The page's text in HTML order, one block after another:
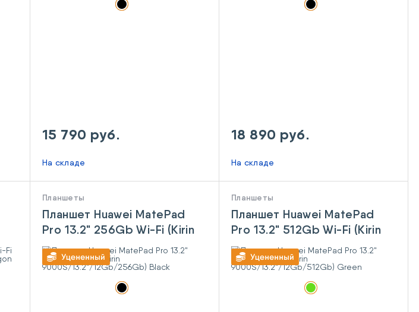
15 790 руб.
На складе
18 890 руб.
На складе
Планшеты
Планшет Huawei MatePad
Pro 13.2" 256Gb Wi-Fi (Kirin
9000S/13.2"/12Gb/256Gb)
Black
Планшеты
Планшет Huawei MatePad
Pro 13.2" 512Gb Wi-Fi (Kirin
9000S/13.2"/12Gb/512Gb)
Green